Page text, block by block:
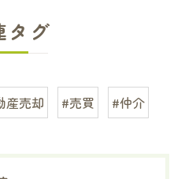
タグ
産売却 #売買 #仲介